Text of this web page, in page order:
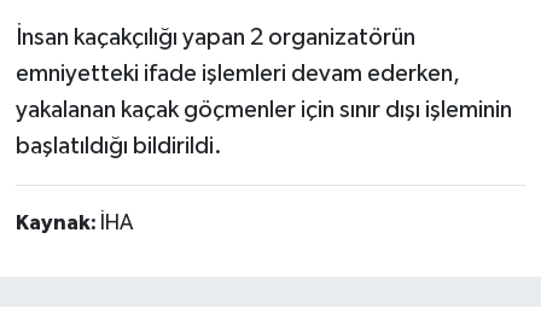
İnsan kaçakçılığı yapan 2 organizatörün
emniyetteki ifade işlemleri devam ederken,
yakalanan kaçak göçmenler için sınır dışı işleminin
başlatıldığı bildirildi.
Kaynak: İHA